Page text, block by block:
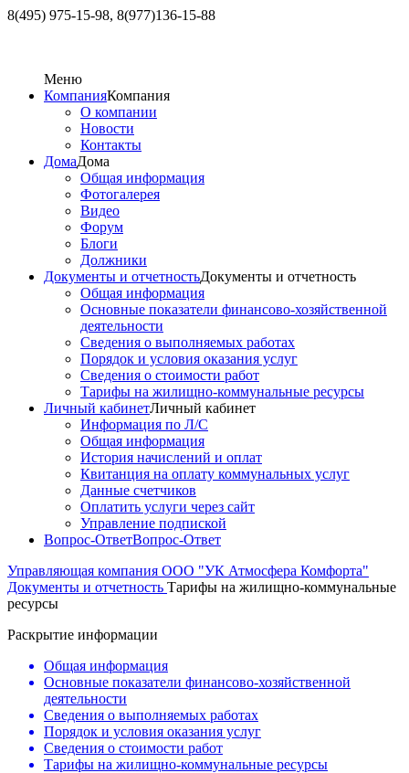
8(495) 975-15-98, 8(977)136-15-88
Меню
КомпанияКомпания
О компании
Новости
Контакты
ДомаДома
Общая информация
Фотогалерея
Видео
Форум
Блоги
Должники
Документы и отчетностьДокументы и отчетность
Общая информация
Основные показатели финансово-хозяйственной
деятельности
Сведения о выполняемых работах
Порядок и условия оказания услуг
Сведения о стоимости работ
Тарифы на жилищно-коммунальные ресурсы
Личный кабинетЛичный кабинет
Информация по Л/С
Общая информация
История начислений и оплат
Квитанция на оплату коммунальных услуг
Данные счетчиков
Оплатить услуги через сайт
Управление подпиской
Вопрос-ОтветВопрос-Ответ
Управляющая компания ООО "УК Атмосфера Комфорта"
Документы и отчетность Тарифы на жилищно-коммунальные
ресурсы
Раскрытие информации
Общая информация
Основные показатели финансово-хозяйственной
деятельности
Сведения о выполняемых работах
Порядок и условия оказания услуг
Сведения о стоимости работ
Тарифы на жилищно-коммунальные ресурсы